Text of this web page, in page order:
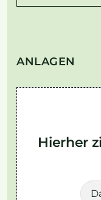
ANLAGEN
Hierher